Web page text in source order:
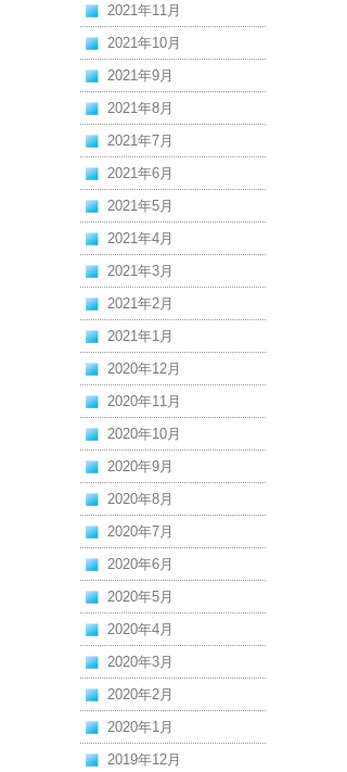
2021年11月
2021年10月
2021年9月
2021年8月
2021年7月
2021年6月
2021年5月
2021年4月
2021年3月
2021年2月
2021年1月
2020年12月
2020年11月
2020年10月
2020年9月
2020年8月
2020年7月
2020年6月
2020年5月
2020年4月
2020年3月
2020年2月
2020年1月
2019年12月